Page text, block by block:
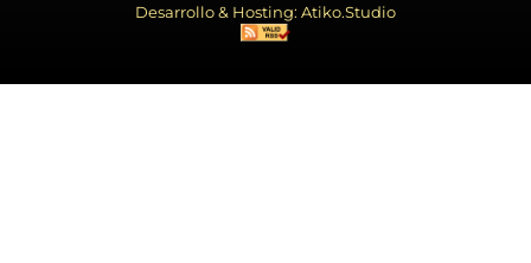
Desarrollo & Hosting: Atiko.Studio